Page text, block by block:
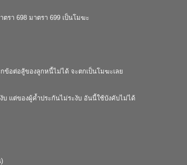
ตรา 698 มาตรา 699 เป็นโมฆะ
ข้อต่อสู้ของลูกหนี้ไม่ได้ จะตกเป็นโมฆะเลย
แต่ของผู้ค้ำประกันไม่ระงับ อันนี้ใช้บังคับไม่ได้